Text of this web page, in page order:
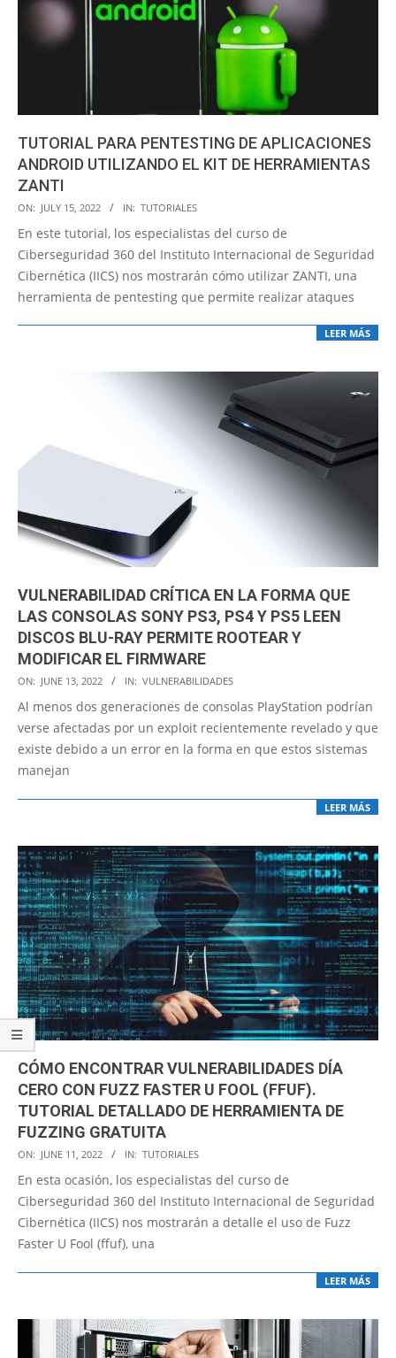
TUTORIAL PARA PENTESTING DE APLICACIONES
ANDROID UTILIZANDO EL KIT DE HERRAMIENTAS
ZANTI
2022-
07-
15
ON: JULY 15, 2022 IN: TUTORIALES
En este tutorial, los especialistas del curso de
Ciberseguridad 360 del Instituto Internacional de Seguridad
Cibernética (IICS) nos mostrarán cómo utilizar ZANTI, una
herramienta de pentesting que permite realizar ataques
LEER MÁS
VULNERABILIDAD CRÍTICA EN LA FORMA QUE
LAS CONSOLAS SONY PS3, PS4 Y PS5 LEEN
DISCOS BLU-RAY PERMITE ROOTEAR Y
MODIFICAR EL FIRMWARE
2022-
06-
13
ON: JUNE 13, 2022 IN: VULNERABILIDADES
Al menos dos generaciones de consolas PlayStation podrían
verse afectadas por un exploit recientemente revelado y que
existe debido a un error en la forma en que estos sistemas
manejan
LEER MÁS
CÓMO ENCONTRAR VULNERABILIDADES DÍA
CERO CON FUZZ FASTER U FOOL (FFUF).
TUTORIAL DETALLADO DE HERRAMIENTA DE
FUZZING GRATUITA
2022-
06-
11
ON: JUNE 11, 2022 IN: TUTORIALES
En esta ocasión, los especialistas del curso de
Ciberseguridad 360 del Instituto Internacional de Seguridad
Cibernética (IICS) nos mostrarán a detalle el uso de Fuzz
Faster U Fool (ffuf), una
LEER MÁS